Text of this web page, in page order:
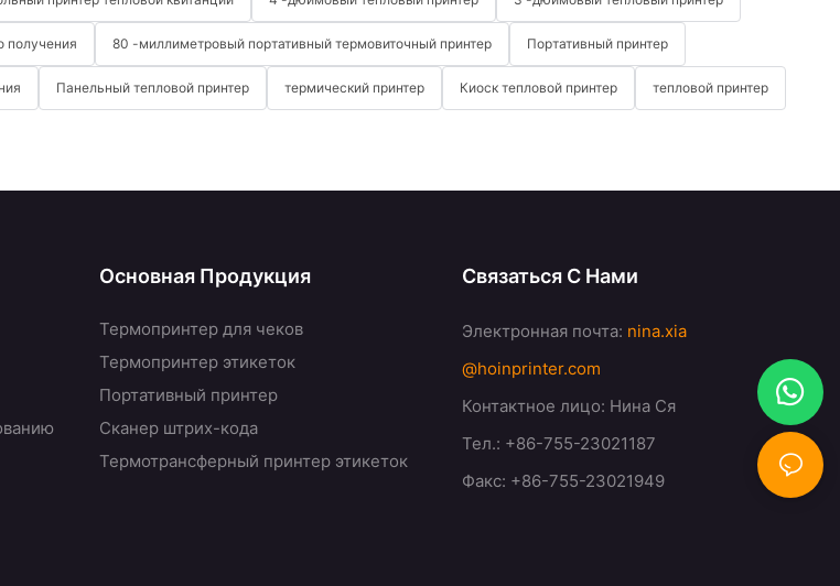
получения 80 -миллиметровый портативный термовиточный принтер Портативный принтер
Панельный тепловой принтер термический принтер Киоск тепловой принтер тепловой принтер
Основная Продукция
Термопринтер для чеков
Термопринтер этикеток
Портативный принтер
Сканер штрих-кода
Термотрансферный принтер этикеток
Связаться С Нами
Электронная почта: nina.xia
@hoinprinter.com
Контактное лицо: Нина Ся
Тел.: +86-755-23021187
Факс: +86-755-23021949